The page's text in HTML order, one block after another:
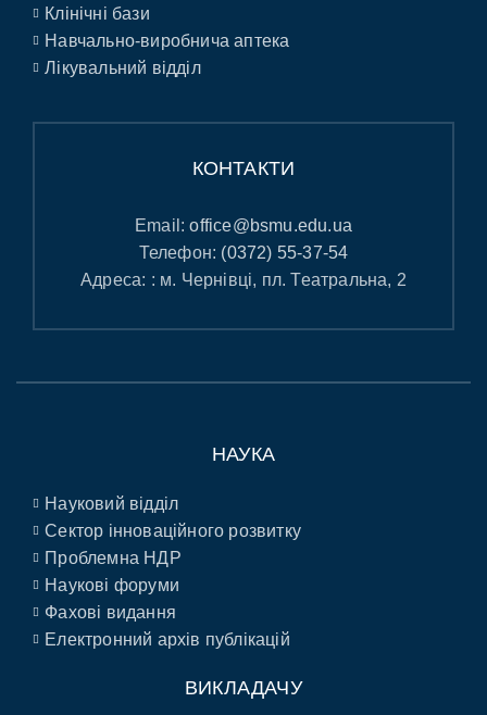
Клінічні бази
Навчально-виробнича аптека
Лікувальний відділ
КОНТАКТИ
Email:office@bsmu.edu.ua
Телефон: (0372) 55-37-54
Адреса: : м. Чернівці, пл. Театральна, 2
НАУКА
Науковий відділ
Сектор інноваційного розвитку
Проблемна НДР
Наукові форуми
Фахові видання
Електронний архів публікацій
ВИКЛАДАЧУ